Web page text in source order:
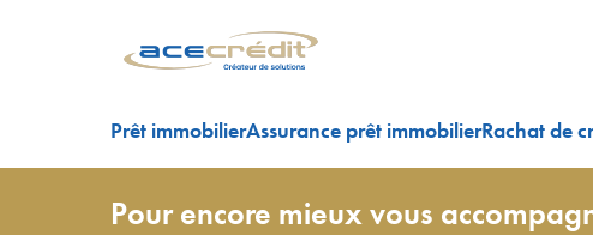
Prêt immobilierAssurance prêt immobilierRachat de
Pour encore mieux vous